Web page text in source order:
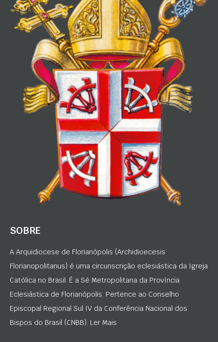
SOBRE
A Arquidiocese de Florianópolis (Archidioecesis
Florianopolitanus) é uma circunscrição eclesiástica da Igreja
Católica no Brasil. É a Sé Metropolitana da Província
Eclesiástica de Florianópolis. Pertence ao Conselho
Episcopal Regional Sul IV da Conferência Nacional dos
Bispos do Brasil (CNBB). Ler Mais